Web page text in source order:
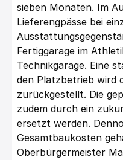
sieben Monaten. Im
Lieferengpässe bei
Fertiggarage im
Technikgarage. Eine
den Platzbetrieb wird
zurückgestellt. Die
zudem durch ein
ersetzt werden.
Gesamtbaukosten
Oberbürgermeister